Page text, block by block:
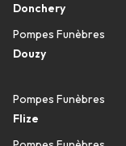
Donchery
Pompes Funèbres
Douzy
Pompes Funèbres
Flize